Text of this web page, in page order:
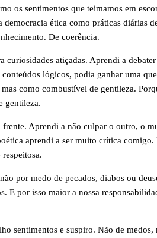
os sentimentos que teimamos em
ética como práticas diárias
De coerência.
curiosidades atiçadas. Aprendi a
lógicos, podia ganhar uma
como combustível de gentileza.
gentileza.
Aprendi a não culpar o outro, o
aprendi a ser muito crítica
por medo de pecados, diabos ou
E por isso maior a nossa
sentimentos e suspiro. Não de medos,